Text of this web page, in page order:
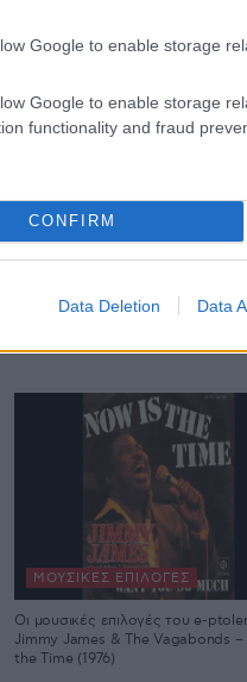
Google to enable storage
Google to enable storage
functionality and fraud
CONFIRM
Data Deletion Data
ΜΟΥΣΙΚΈΣ ΕΠΙΛΟΓΈΣ
Οι μουσικές επιλογές του e-
Jimmy James & The Vagabonds
the Time (1976)